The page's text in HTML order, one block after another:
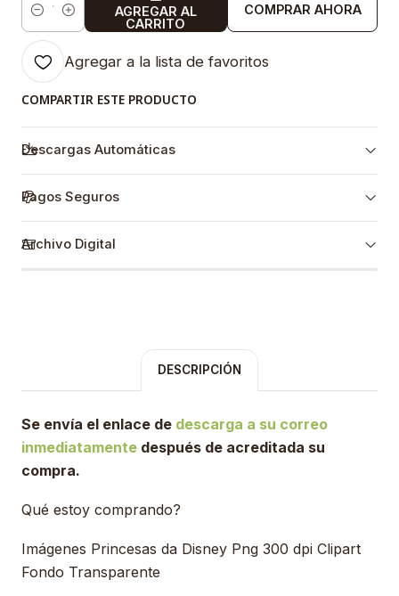
Cantidad
AGREGAR AL
CARRITO
COMPRAR AHORA
Agregar a la lista de favoritos
COMPARTIR ESTE PRODUCTO
Descargas Automáticas
Pagos Seguros
Archivo Digital
DESCRIPCIÓN
Se envía el enlace de descarga a su correo
inmediatamente después de acreditada su
compra.
Qué estoy comprando?
Imágenes Princesas da Disney Png 300 dpi Clipart
Fondo Transparente